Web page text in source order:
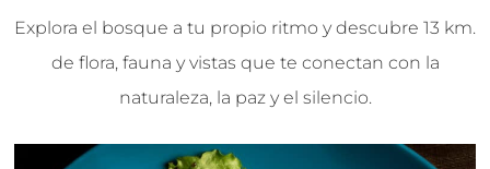
Explora el bosque a tu propio ritmo y descubre 13 km.
de flora, fauna y vistas que te conectan con la
naturaleza, la paz y el silencio.